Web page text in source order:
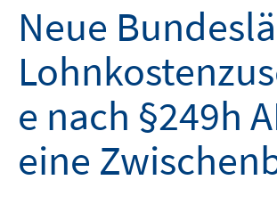
Neue
e nach §249h
eine